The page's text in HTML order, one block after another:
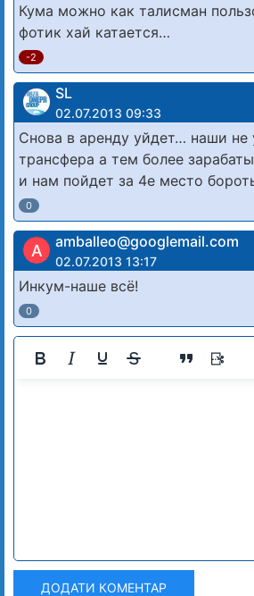
Кума можно как талисман
фотик хай катается…
-2
SL
02.07.2013 09:33
Снова в аренду уйдет… наши не
трансфера а тем более
и нам пойдет за 4е место
0
A amballeo@googlemail.com
02.07.2013 13:17
Инкум-наше всё!
0
ДОДАТИ КОМЕНТАР